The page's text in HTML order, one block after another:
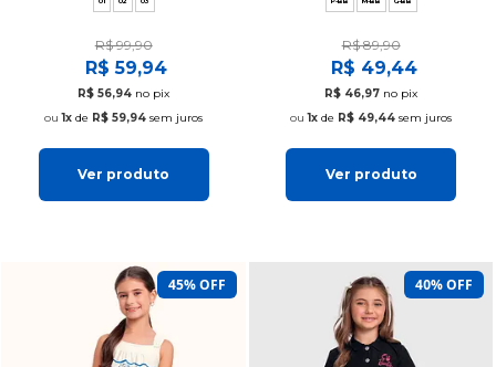
R$ 99,90
R$ 59,94
R$ 56,94 no pix
1x de R$ 59,94 sem juros
Ver produto
R$ 89,90
R$ 49,44
R$ 46,97 no pix
1x de R$ 49,44 sem juros
Ver produto
45% OFF 40% OFF